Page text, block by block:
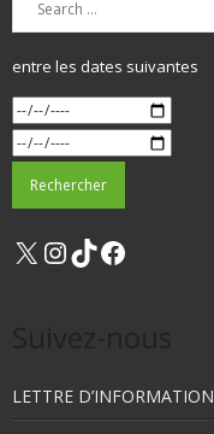
entre les dates suivantes
X Instagram
TikTok
LETTRE D’INFORMATION